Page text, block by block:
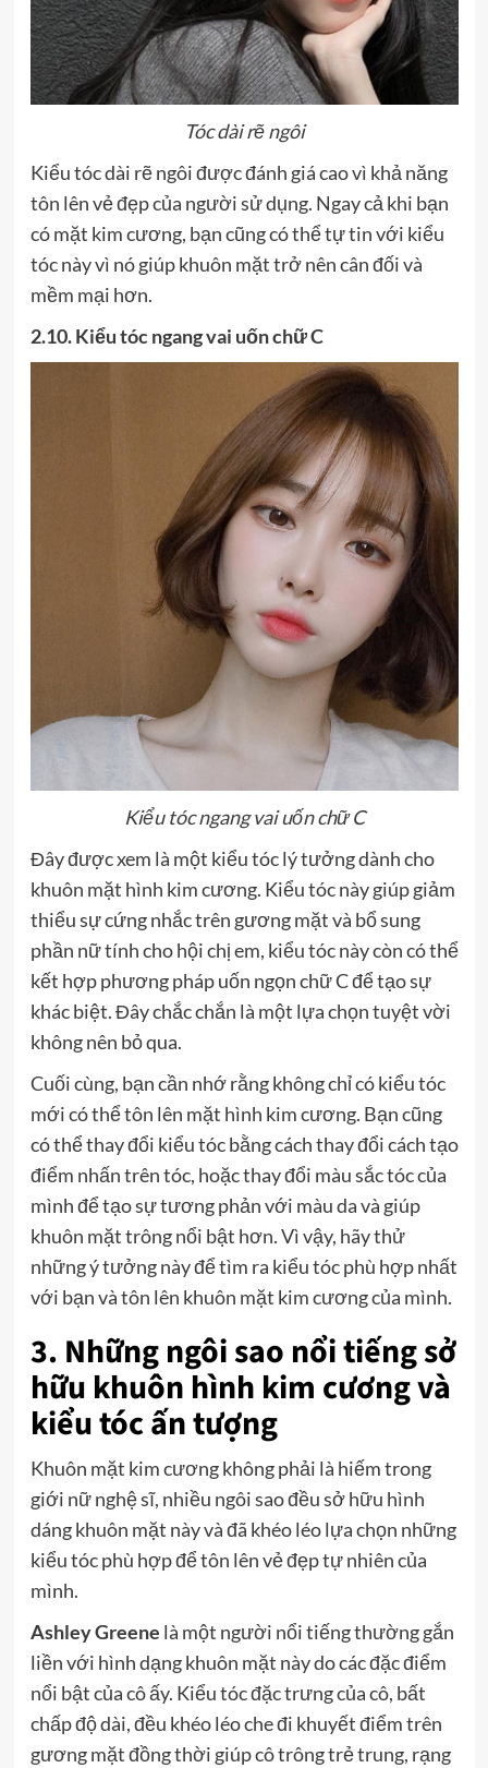
Tóc dài rẽ ngôi
Kiểu tóc dài rẽ ngôi được đánh giá cao vì khả năng
tôn lên vẻ đẹp của người sử dụng. Ngay cả khi bạn
có mặt kim cương, bạn cũng có thể tự tin với kiểu
tóc này vì nó giúp khuôn mặt trở nên cân đối và
mềm mại hơn.
2.10. Kiểu tóc ngang vai uốn chữ C
Kiểu tóc ngang vai uốn chữ C
Đây được xem là một kiểu tóc lý tưởng dành cho
khuôn mặt hình kim cương. Kiểu tóc này giúp giảm
thiểu sự cứng nhắc trên gương mặt và bổ sung
phần nữ tính cho hội chị em, kiểu tóc này còn có thể
kết hợp phương pháp uốn ngọn chữ C để tạo sự
khác biệt. Đây chắc chắn là một lựa chọn tuyệt vời
không nên bỏ qua.
Cuối cùng, bạn cần nhớ rằng không chỉ có kiểu tóc
mới có thể tôn lên mặt hình kim cương. Bạn cũng
có thể thay đổi kiểu tóc bằng cách thay đổi cách tạo
điểm nhấn trên tóc, hoặc thay đổi màu sắc tóc của
mình để tạo sự tương phản với màu da và giúp
khuôn mặt trông nổi bật hơn. Vì vậy, hãy thử
những ý tưởng này để tìm ra kiểu tóc phù hợp nhất
với bạn và tôn lên khuôn mặt kim cương của mình.
3. Những ngôi sao nổi tiếng sở
hữu khuôn hình kim cương và
kiểu tóc ấn tượng
Khuôn mặt kim cương không phải là hiếm trong
giới nữ nghệ sĩ, nhiều ngôi sao đều sở hữu hình
dáng khuôn mặt này và đã khéo léo lựa chọn những
kiểu tóc phù hợp để tôn lên vẻ đẹp tự nhiên của
mình.
Ashley Greene là một người nổi tiếng thường gắn
liền với hình dạng khuôn mặt này do các đặc điểm
nổi bật của cô ấy. Kiểu tóc đặc trưng của cô, bất
chấp độ dài, đều khéo léo che đi khuyết điểm trên
gương mặt đồng thời giúp cô trông trẻ trung, rạng